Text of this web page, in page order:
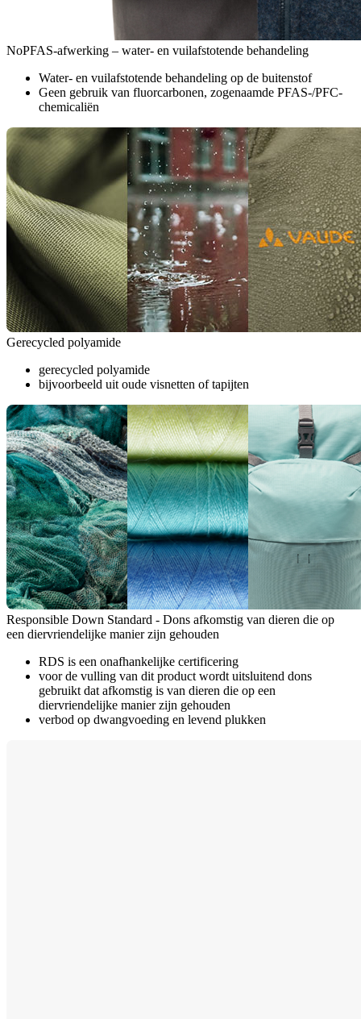
NoPFAS-afwerking – water- en vuilafstotende behandeling
Water- en vuilafstotende behandeling op de buitenstof
Geen gebruik van fluorcarbonen, zogenaamde PFAS-/PFC-
chemicaliën
Gerecycled polyamide
gerecycled polyamide
bijvoorbeeld uit oude visnetten of tapijten
Responsible Down Standard - Dons afkomstig van dieren die op
een diervriendelijke manier zijn gehouden
RDS is een onafhankelijke certificering
voor de vulling van dit product wordt uitsluitend dons
gebruikt dat afkomstig is van dieren die op een
diervriendelijke manier zijn gehouden
verbod op dwangvoeding en levend plukken